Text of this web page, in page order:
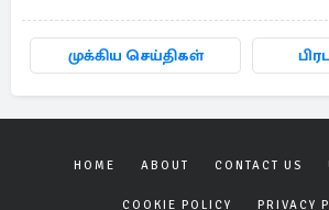
முக்கிய செய்திகள்
HOME ABOUT CONTACT US
COOKIE POLICY PRIVACY